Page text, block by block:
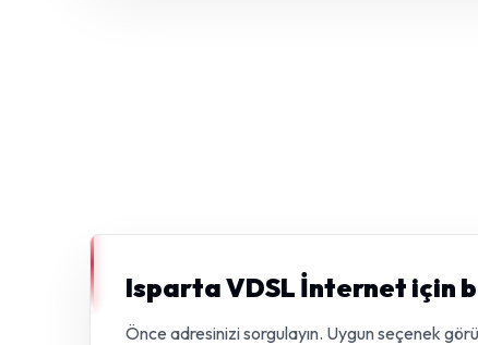
Isparta VDSL İnternet için
Önce adresinizi sorgulayın. Uygun seçenek